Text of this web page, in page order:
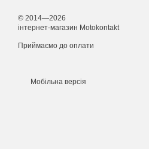
© 2014—2026
інтернет-магазин Motokontakt
Приймаємо до оплати
Мобільна версія